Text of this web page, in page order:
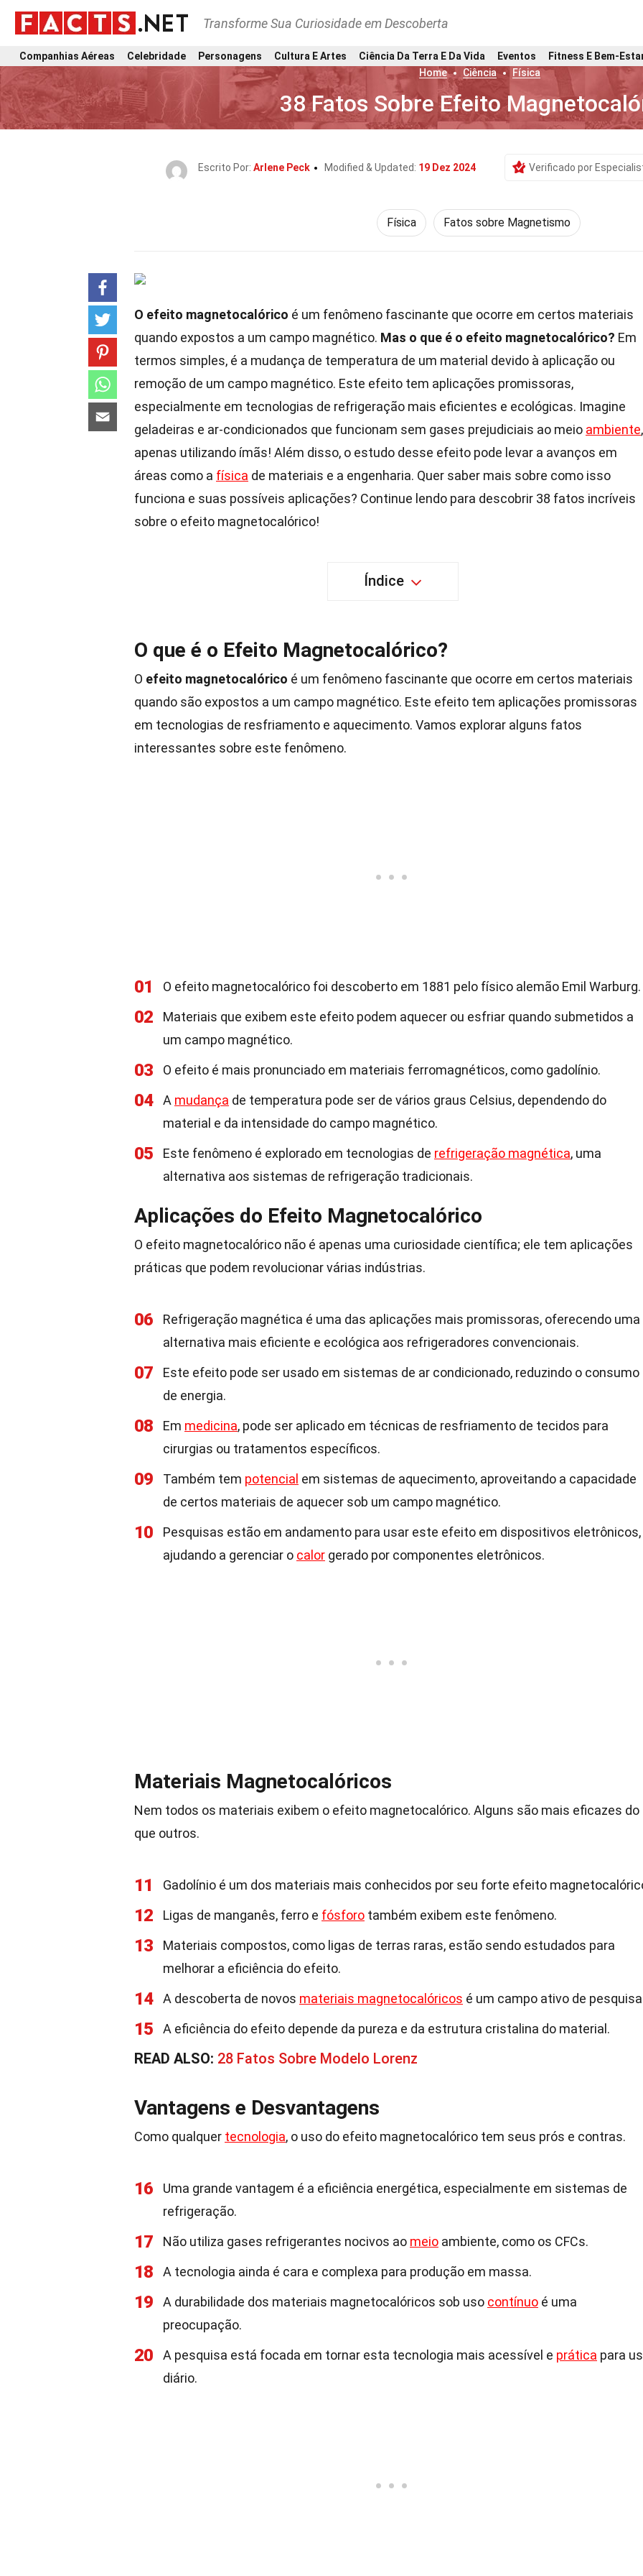
Transforme Sua Curiosidade em Descoberta
Companhias Aéreas Celebridade Personagens Cultura E Artes Ciência Da Terra E Da Vida Eventos
Fitness E Bem-
Home
Ciência Física
38 Fatos Sobre Efeito
Escrito Por: Arlene Peck Modified & Updated: 19 Dez 2024 Verificado por
Física Fatos sobre Magnetismo
O efeito magnetocalórico é um fenômeno fascinante que ocorre em certos materiais
quando expostos a um campo magnético. Mas o que é o efeito magnetocalórico? Em
termos simples, é a mudança de temperatura de um material devido à aplicação ou
remoção de um campo magnético. Este efeito tem aplicações promissoras,
especialmente em tecnologias de refrigeração mais eficientes e ecológicas. Imagine
geladeiras e ar-condicionados que funcionam sem gases prejudiciais ao meio ambiente,
apenas utilizando ímãs! Além disso, o estudo desse efeito pode levar a avanços em
áreas como a física de materiais e a engenharia. Quer saber mais sobre como isso
funciona e suas possíveis aplicações? Continue lendo para descobrir 38 fatos incríveis
sobre o efeito magnetocalórico!
Índice
O que é o Efeito Magnetocalórico?
O efeito magnetocalórico é um fenômeno fascinante que ocorre em certos materiais
quando são expostos a um campo magnético. Este efeito tem aplicações promissoras
em tecnologias de resfriamento e aquecimento. Vamos explorar alguns fatos
interessantes sobre este fenômeno.
01 O efeito magnetocalórico foi descoberto em 1881 pelo físico alemão Emil Warburg.
02
Materiais que exibem este efeito podem aquecer ou esfriar quando submetidos a
um campo magnético.
03 O efeito é mais pronunciado em materiais ferromagnéticos, como gadolínio.
04 A mudança de temperatura pode ser de vários graus Celsius, dependendo do
material e da intensidade do campo magnético.
05 Este fenômeno é explorado em tecnologias de refrigeração magnética, uma
alternativa aos sistemas de refrigeração tradicionais.
Aplicações do Efeito Magnetocalórico
O efeito magnetocalórico não é apenas uma curiosidade científica; ele tem aplicações
práticas que podem revolucionar várias indústrias.
06
Refrigeração magnética é uma das aplicações mais promissoras, oferecendo uma
alternativa mais eficiente e ecológica aos refrigeradores convencionais.
07
Este efeito pode ser usado em sistemas de ar condicionado, reduzindo o consumo
de energia.
08 Em medicina, pode ser aplicado em técnicas de resfriamento de tecidos para
cirurgias ou tratamentos específicos.
09 Também tem potencial em sistemas de aquecimento, aproveitando a capacidade
de certos materiais de aquecer sob um campo magnético.
10
Pesquisas estão em andamento para usar este efeito em dispositivos eletrônicos,
ajudando a gerenciar o calor gerado por componentes eletrônicos.
Materiais Magnetocalóricos
Nem todos os materiais exibem o efeito magnetocalórico. Alguns são mais eficazes do
que outros.
11 Gadolínio é um dos materiais mais conhecidos por seu forte efeito
12 Ligas de manganês, ferro e fósforo também exibem este fenômeno.
13
Materiais compostos, como ligas de terras raras, estão sendo estudados para
melhorar a eficiência do efeito.
14 A descoberta de novos materiais magnetocalóricos é um campo ativo de
15 A eficiência do efeito depende da pureza e da estrutura cristalina do material.
READ ALSO: 28 Fatos Sobre Modelo Lorenz
Vantagens e Desvantagens
Como qualquer tecnologia, o uso do efeito magnetocalórico tem seus prós e contras.
16
Uma grande vantagem é a eficiência energética, especialmente em sistemas de
refrigeração.
17 Não utiliza gases refrigerantes nocivos ao meio ambiente, como os CFCs.
18 A tecnologia ainda é cara e complexa para produção em massa.
19 A durabilidade dos materiais magnetocalóricos sob uso contínuo é uma
preocupação.
20 A pesquisa está focada em tornar esta tecnologia mais acessível e prática para
diário.